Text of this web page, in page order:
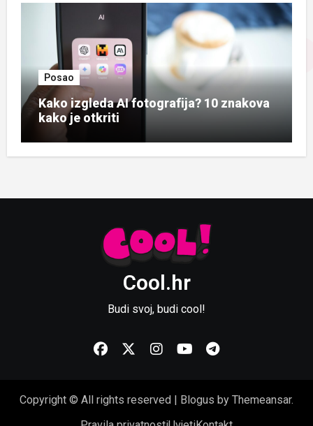
Posao
Kako izgleda AI fotografija? 10 znakova
kako je otkriti
Cool.hr
Budi svoj, budi cool!
Copyright © All rights reserved | Blogus by Themeansar.